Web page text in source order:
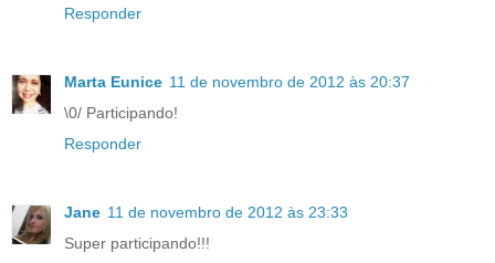
Responder
Marta Eunice 11 de novembro de 2012 às 20:37
\0/ Participando!
Responder
Jane 11 de novembro de 2012 às 23:33
Super participando!!!